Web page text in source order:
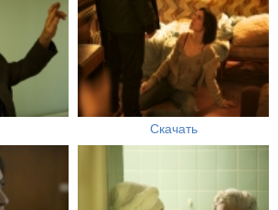
Скачать